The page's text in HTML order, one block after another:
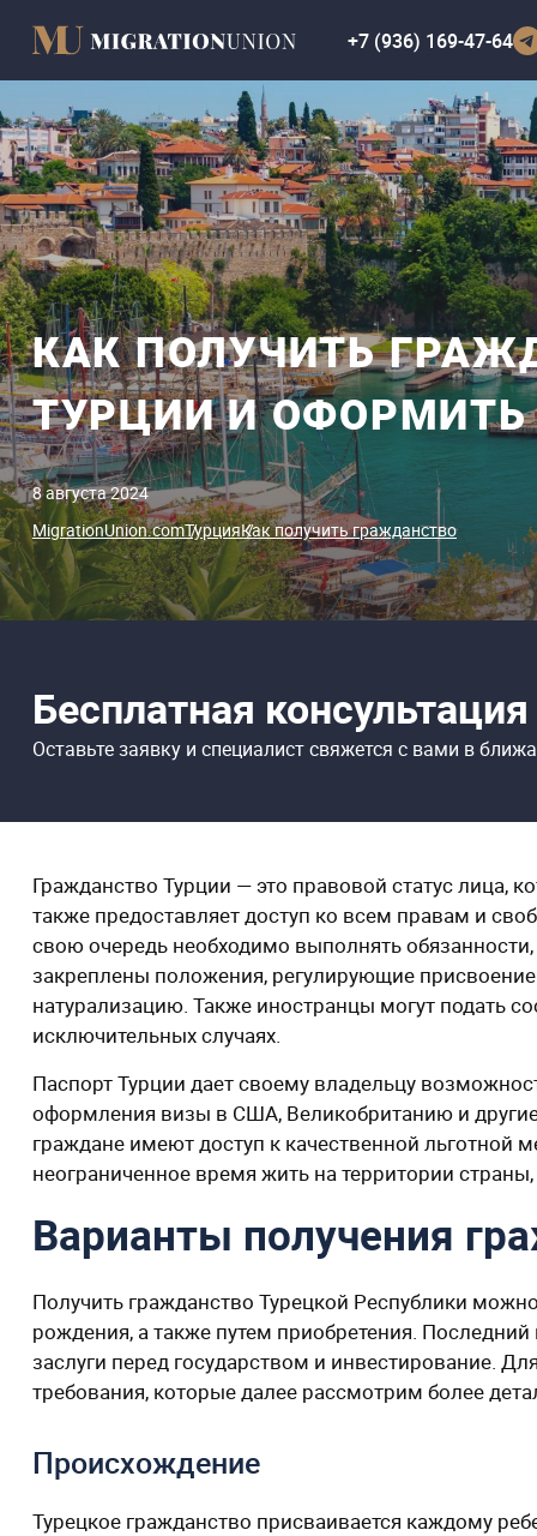
+7 (936) 169-47-64
КАК ПОЛУЧИТЬ
ТУРЦИИ И
8 августа 2024
MigrationUnion.comТурцияКак получить гражданство
Бесплатная консультация
Оставьте заявку и специалист свяжется с вами в
Гражданство Турции — это правовой статус лица,
также предоставляет доступ ко всем правам и
свою очередь необходимо выполнять
закреплены положения, регулирующие
натурализацию. Также иностранцы могут подать
исключительных случаях.
Паспорт Турции дает своему владельцу
оформления визы в США, Великобританию и
граждане имеют доступ к качественной
неограниченное время жить на территории
Варианты получения
Получить гражданство Турецкой Республики
рождения, а также путем приобретения.
заслуги перед государством и инвестирование.
требования, которые далее рассмотрим более
Происхождение
Турецкое гражданство присваивается каждому